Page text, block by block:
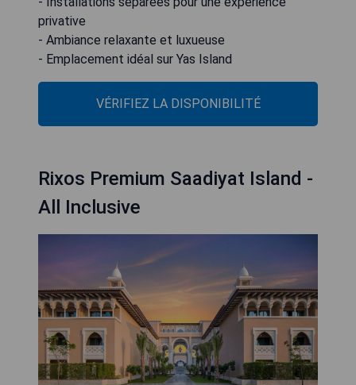
privative
- Ambiance relaxante et luxueuse
- Emplacement idéal sur Yas Island
VÉRIFIEZ LA DISPONIBILITÉ
Rixos Premium Saadiyat Island -
All Inclusive